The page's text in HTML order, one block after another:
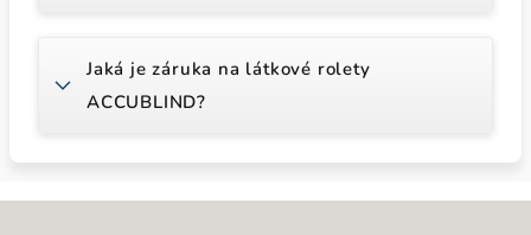
Jaká je záruka na látkové rolety
ACCUBLIND?